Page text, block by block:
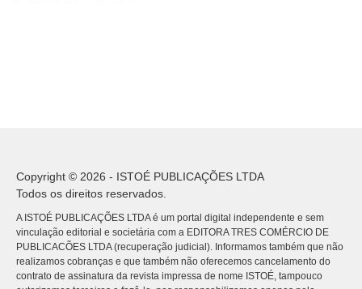
Copyright © 2026 - ISTOÉ PUBLICAÇÕES LTDA
Todos os direitos reservados.
A ISTOÉ PUBLICAÇÕES LTDA é um portal digital independente e sem
vinculação editorial e societária com a EDITORA TRES COMÉRCIO DE
PUBLICACÕES LTDA (recuperação judicial). Informamos também que não
realizamos cobranças e que também não oferecemos cancelamento do
contrato de assinatura da revista impressa de nome ISTOÉ, tampouco